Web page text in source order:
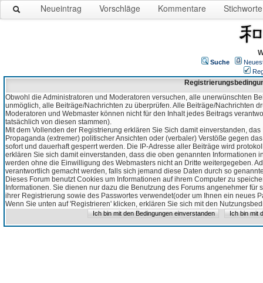
Neueintrag Vorschläge Kommentare Stichworte
Suche
Obwohl die Administratoren und Moderatoren versuchen, alle unerwünschten
unmöglich, alle Beiträge/Nachrichten zu überprüfen. Alle Beiträge/Nachrichten
Moderatoren und Webmaster können nicht für den Inhalt jedes Beitrags
tatsächlich von diesen stammen).
Mit dem Vollenden der Registrierung erklären Sie Sich damit einverstanden,
Propaganda (extremer) politischer Ansichten oder (verbaler) Verstöße gegen
sofort und dauerhaft gesperrt werden. Die IP-Adresse aller Beiträge wird
erklären Sie sich damit einverstanden, dass die oben genannten Informationen
werden ohne die Einwilligung des Webmasters nicht an Dritte weitergegeben.
verantwortlich gemacht werden, falls sich jemand diese Daten durch so
Dieses Forum benutzt Cookies um Informationen auf ihrem Computer zu
Informationen. Sie dienen nur dazu die Benutzung des Forums angenehmer
ihrer Registrierung sowie des Passwortes verwendet(oder um Ihnen ein neues
Wenn Sie unten auf 'Registrieren' klicken, erklären Sie sich mit den